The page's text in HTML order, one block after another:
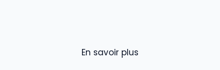
En savoir plus